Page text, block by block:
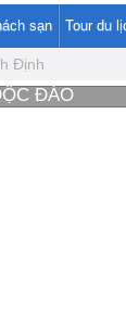
sạn Tour du
Định CỔ
ĐÁO